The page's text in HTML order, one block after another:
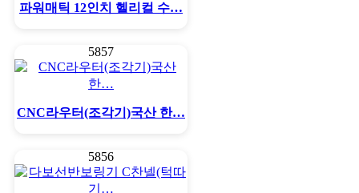
파워매틱 12인치 헬리컬 수…
5857
CNC라우터(조각기)국산 한…
5856